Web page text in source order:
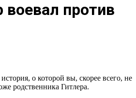
воевал против
о которой вы, скорее всего, не
родственника Гитлера.